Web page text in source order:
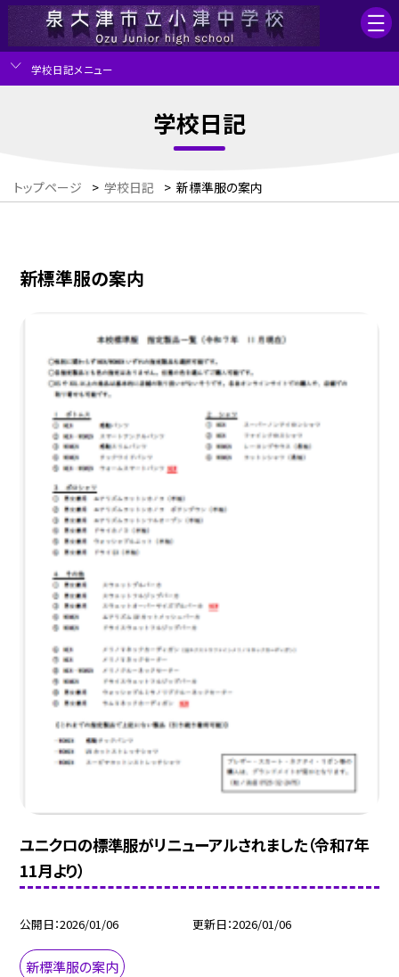
学校日記メニュー
学校日記
トップページ > 学校日記 > 新標準服の案内
新標準服の案内
ユニクロの標準服がリニューアルされました（令和7年
11月より）
公開日 2026/01/06 更新日 2026/01/06
新標準服の案内